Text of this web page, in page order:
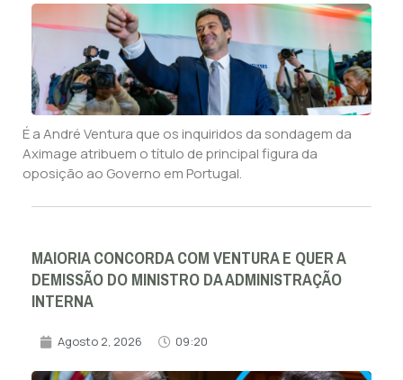
É a André Ventura que os inquiridos da sondagem da
Aximage atribuem o título de principal figura da
oposição ao Governo em Portugal.
MAIORIA CONCORDA COM VENTURA E QUER A
DEMISSÃO DO MINISTRO DA ADMINISTRAÇÃO
INTERNA
Agosto 2, 2026 09:20